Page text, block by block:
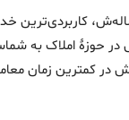
با تجربۀ 12
از خدمات 2نبش در